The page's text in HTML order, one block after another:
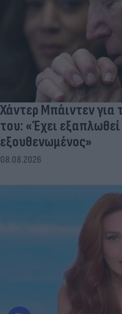
Χάντερ Μπάιντεν για
του: «Έχει
εξουθενωμένος»
08.08.2026